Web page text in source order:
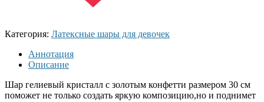
Категория: Латексные шары для девочек
Аннотация
Описание
Шар гелиевый кристалл с золотым конфетти размером 30 см
поможет не только создать яркую композицию,но и поднимет